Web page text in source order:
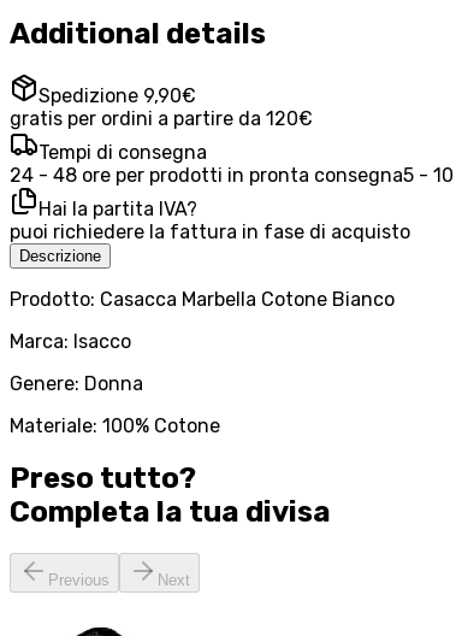
Additional details
Spedizione 9,90€
gratis per ordini a partire da 120€
Tempi di consegna
24 - 48 ore per prodotti in pronta consegna5 -
Hai la partita IVA?
puoi richiedere la fattura in fase di acquisto
Descrizione
Prodotto: Casacca Marbella Cotone Bianco
Marca: Isacco
Genere: Donna
Materiale: 100% Cotone
Preso tutto?
Completa la tua divisa
Previous Next